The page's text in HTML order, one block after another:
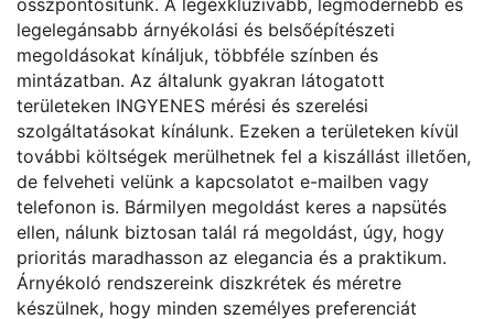
legelegánsabb árnyékolási és belsőépítészeti
megoldásokat kínáljuk, többféle színben és
mintázatban. Az általunk gyakran látogatott
területeken INGYENES mérési és szerelési
szolgáltatásokat kínálunk. Ezeken a területeken kívül
további költségek merülhetnek fel a kiszállást illetően,
de felveheti velünk a kapcsolatot e-mailben vagy
telefonon is. Bármilyen megoldást keres a napsütés
ellen, nálunk biztosan talál rá megoldást, úgy, hogy
prioritás maradhasson az elegancia és a praktikum.
Árnyékoló rendszereink diszkrétek és méretre
készülnek, hogy minden személyes preferenciát